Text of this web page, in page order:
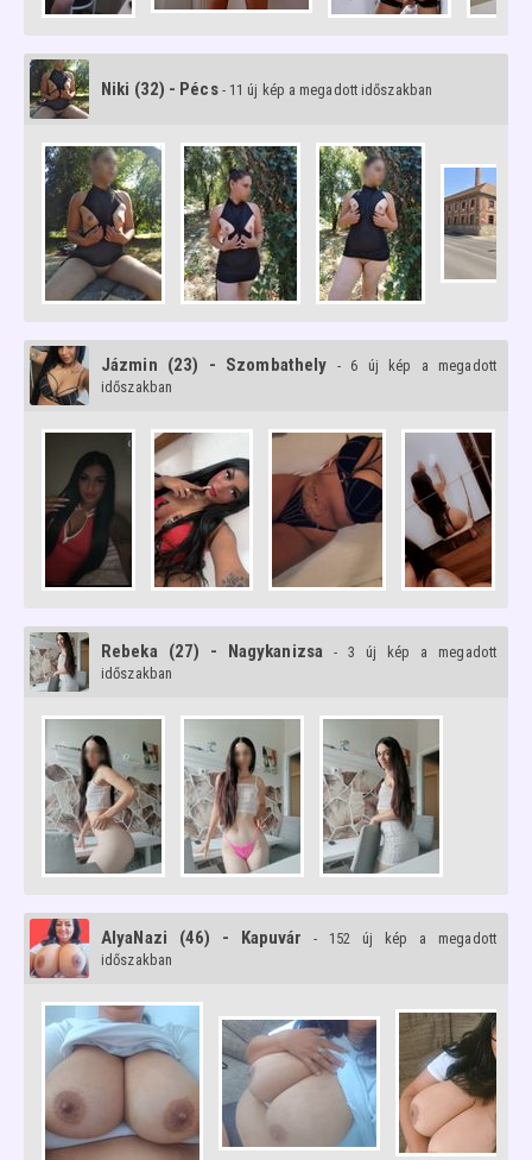
Niki (32) - Pécs - 11 új kép a megadott időszakban
Jázmin (23) - Szombathely - 6 új kép a megadott
időszakban
Rebeka (27) - Nagykanizsa
- 3 új kép a megadott
időszakban
AlyaNazi (46) - Kapuvár
- 152 új kép a megadott
időszakban